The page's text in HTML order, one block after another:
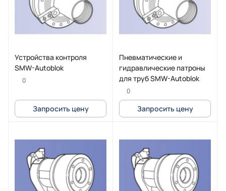
Устройства контроля
SMW-Autoblok
0
Запросить цену
Пневматические и
гидравлические патроны
для труб SMW-Autoblok
0
Запросить цену